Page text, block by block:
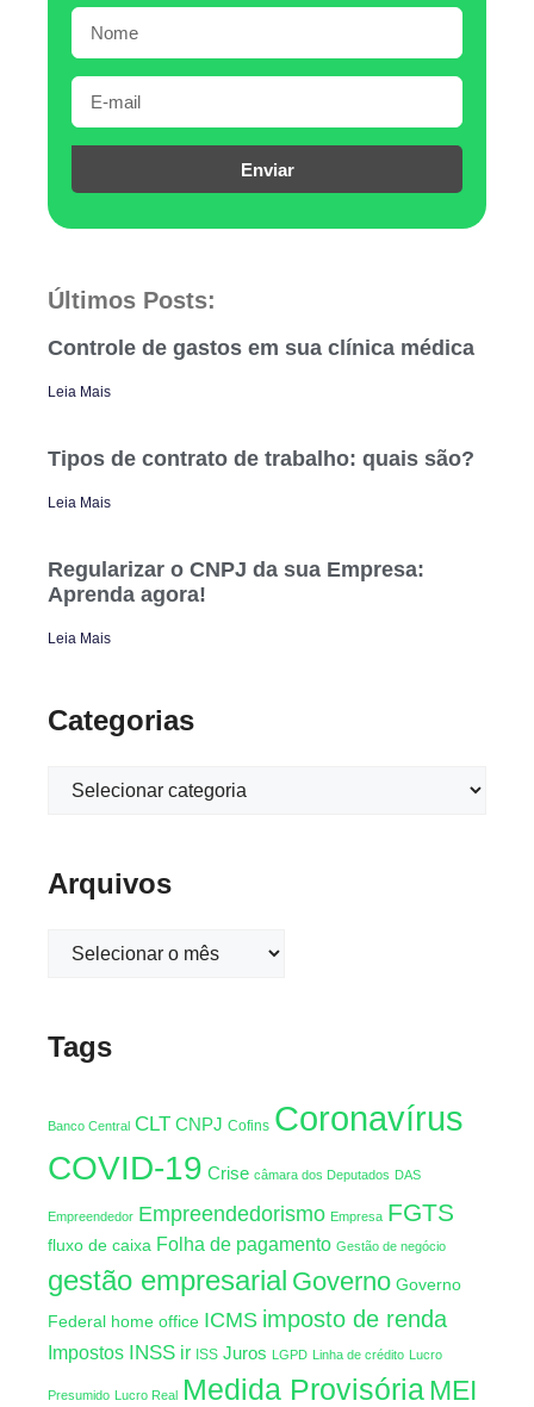
Enviar
Últimos Posts:
Controle de gastos em sua clínica médica
Leia Mais
Tipos de contrato de trabalho: quais são?
Leia Mais
Regularizar o CNPJ da sua Empresa:
Aprenda agora!
Leia Mais
Categorias
Arquivos
Tags
Banco Central CLT CNPJ Cofins Coronavírus
COVID-19 Crise câmara dos Deputados DAS
Empreendedor Empreendedorismo Empresa FGTS
fluxo de caixa Folha de pagamento Gestão de negócio
gestão empresarial Governo Governo
Federal home office ICMS imposto de renda
Impostos INSS ir ISS Juros LGPD Linha de crédito Lucro
Presumido Lucro Real Medida ProvisóriaMEI